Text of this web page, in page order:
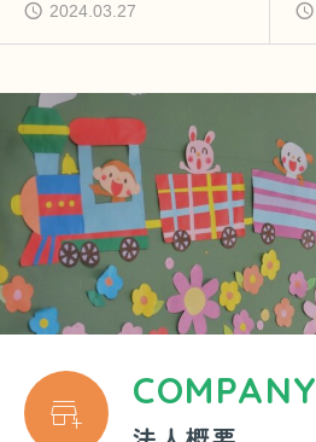
2024.03.27
 COMPANY